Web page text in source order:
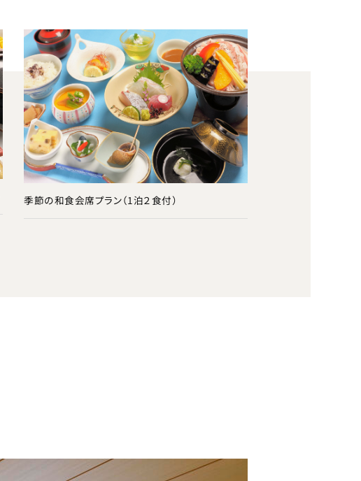
季節の和食会席プラン（1泊２食付）